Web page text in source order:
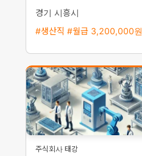
경기 시흥시
#생산직 #월급 3,200,000원
주식회사 태강